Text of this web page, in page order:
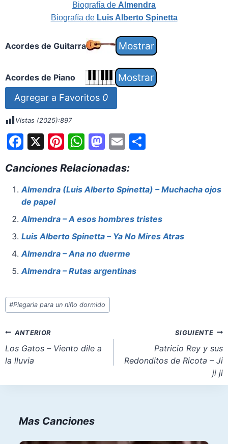
Biografía de Almendra
Biografía de Luis Alberto Spinetta
Acordes de Guitarra
Acordes de Piano
Agregar a Favoritos 0
Vistas (2025):897
F
c
e
b
o
o
k
X Pi
er
e
W
at
s
p
p
M
st
o
o
n
E
ai
l
S
e
Canciones Relacionadas:
Almendra (Luis Alberto Spinetta) – Muchacha ojos
de papel
Almendra – A esos hombres tristes
Luis Alberto Spinetta – Ya No Mires Atras
Almendra – Ana no duerme
Almendra – Rutas argentinas
Etiquetas
de
entrada:
#Plegaria para un niño dormido
Navegación
de
entradas
ANTERIOR
Los Gatos – Viento dile a
la lluvia
SIGUIENTE
Patricio Rey y sus
Redonditos de Ricota – Ji
ji ji
Mas Canciones